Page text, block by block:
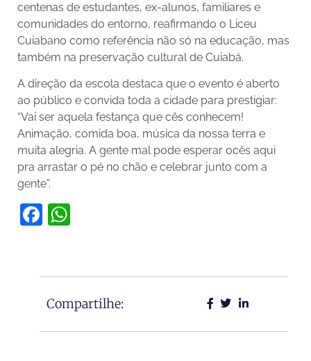
centenas de estudantes, ex-alunos, familiares e
comunidades do entorno, reafirmando o Liceu
Cuiabano como referência não só na educação, mas
também na preservação cultural de Cuiabá.
A direção da escola destaca que o evento é aberto
ao público e convida toda a cidade para prestigiar:
“Vai ser aquela festança que cês conhecem!
Animação, comida boa, música da nossa terra e
muita alegria. A gente mal pode esperar ocês aqui
pra arrastar o pé no chão e celebrar junto com a
gente”.
Facebook
Compartilhe: